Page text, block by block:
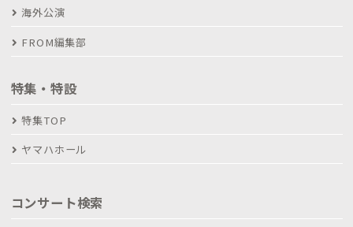
海外公演
FROM編集部
特集・特設
特集TOP
ヤマハホール
コンサート検索